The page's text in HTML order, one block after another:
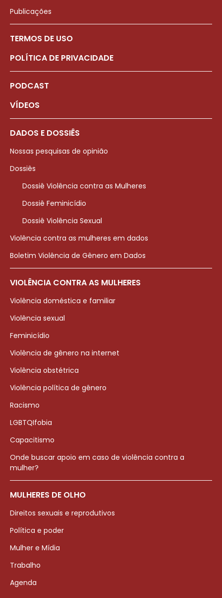
Publicações
TERMOS DE USO
POLÍTICA DE PRIVACIDADE
PODCAST
VÍDEOS
DADOS E DOSSIÊS
Nossas pesquisas de opinião
Dossiês
Dossiê Violência contra as Mulheres
Dossiê Feminicídio
Dossiê Violência Sexual
Violência contra as mulheres em dados
Boletim Violência de Gênero em Dados
VIOLÊNCIA CONTRA AS MULHERES
Violência doméstica e familiar
Violência sexual
Feminicídio
Violência de gênero na internet
Violência obstétrica
Violência política de gênero
Racismo
LGBTQIfobia
Capacitismo
Onde buscar apoio em caso de violência contra a
mulher?
MULHERES DE OLHO
Direitos sexuais e reprodutivos
Política e poder
Mulher e Mídia
Trabalho
Agenda